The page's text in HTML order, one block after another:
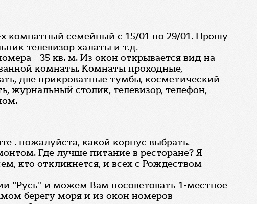
комнатный семейный с 15/01 по 29/01. Прошу
телевизор халаты и т.д.
- 35 кв. м. Из окон открывается вид на
комнаты. Комнаты проходные,
две прикроватные тумбы, косметический
журнальный столик, телевизор, телефон,
. пожалуйста, какой корпус выбрать.
Где лучше питание в ресторане? Я
кто откликнется, и всех с Рождеством
"Русь" и можем Вам посоветовать 1-местное
берегу моря и из окон номеров